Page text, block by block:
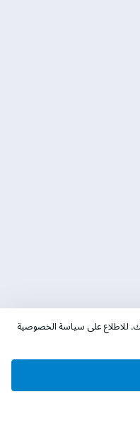
للاطلاع على سياسة الخصوصية